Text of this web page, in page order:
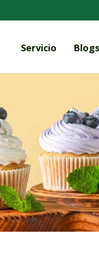
Servicio Blogs